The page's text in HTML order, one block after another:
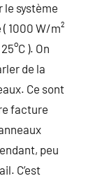
le système
1000 W/m²
). On
de la
Ce sont
facture
peu
C’est